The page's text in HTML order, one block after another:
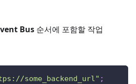
Bus 순서에 포함할 작업
some_backend_url" ;